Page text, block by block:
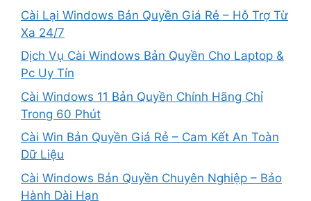
Cài Lại Windows Bản Quyền Giá Rẻ – Hỗ Trợ Từ
Xa 24/7
Dịch Vụ Cài Windows Bản Quyền Cho Laptop &
Pc Uy Tín
Cài Windows 11 Bản Quyền Chính Hãng Chỉ
Trong 60 Phút
Cài Win Bản Quyền Giá Rẻ – Cam Kết An Toàn
Dữ Liệu
Cài Windows Bản Quyền Chuyên Nghiệp – Bảo
Hành Dài Hạn